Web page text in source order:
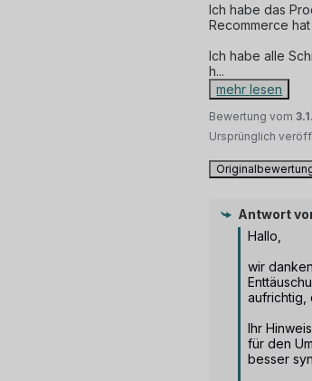
Ich habe das
Recommerce
Ich habe alle
h...
mehr lesen
Bewertung vom
Ursprünglich
Antwort
Hallo,
wir
aufrichtig,
Ihr
für den
besser